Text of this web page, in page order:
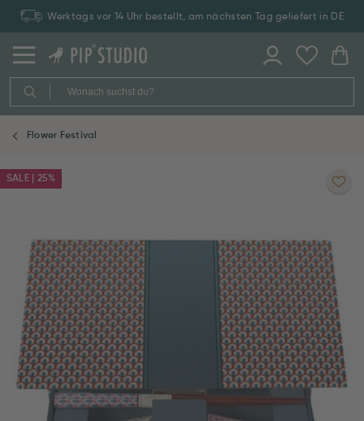
Werktags vor 14 Uhr bestellt, am nächsten Tag geliefert in DE
Flower Festival
SALE | 25%